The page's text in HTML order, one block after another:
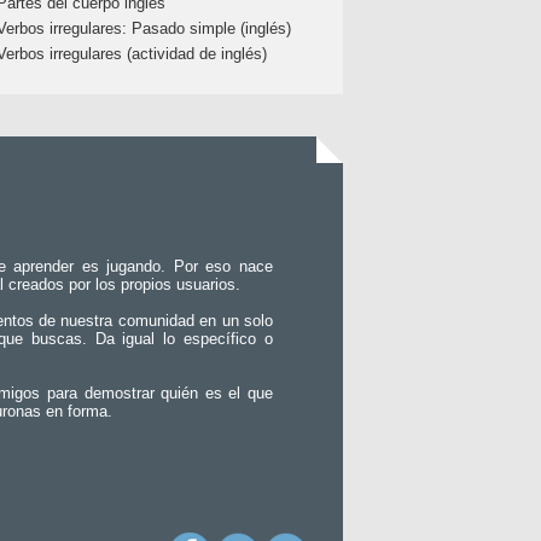
irregulares: Pasado simple (inglés)
irregulares (actividad de inglés)
aprender es jugando. Por eso nace
creados por los propios usuarios.
de nuestra comunidad en un solo
buscas. Da igual lo específico o
para demostrar quién es el que
en forma.